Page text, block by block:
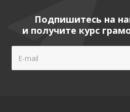
Подпишитесь на
и получите курс